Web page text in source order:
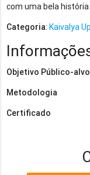
com uma bela
Categoria: Kaivalya
Objetivo Público-alvo
Metodologia
Certificado